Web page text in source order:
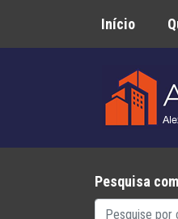
Início
Pesquisa